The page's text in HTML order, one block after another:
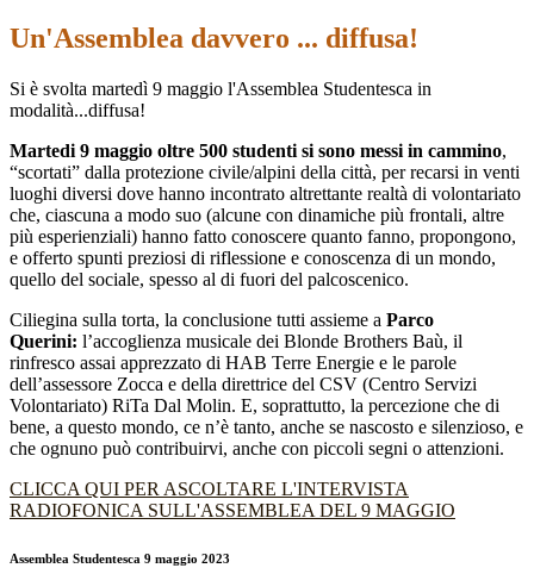
Un'Assemblea davvero ... diffusa!
Si è svolta martedì 9 maggio l'Assemblea Studentesca in
modalità...diffusa!
Martedi 9 maggio oltre 500 studenti si sono messi in cammino,
“scortati” dalla protezione civile/alpini della città, per recarsi in venti
luoghi diversi dove hanno incontrato altrettante realtà di volontariato
che, ciascuna a modo suo (alcune con dinamiche più frontali, altre
più esperienziali) hanno fatto conoscere quanto fanno, propongono,
e offerto spunti preziosi di riflessione e conoscenza di un mondo,
quello del sociale, spesso al di fuori del palcoscenico.
Ciliegina sulla torta, la conclusione tutti assieme a Parco
Querini: l’accoglienza musicale dei Blonde Brothers Baù, il
rinfresco assai apprezzato di HAB Terre Energie e le parole
dell’assessore Zocca e della direttrice del CSV (Centro Servizi
Volontariato) RiTa Dal Molin. E, soprattutto, la percezione che di
bene, a questo mondo, ce n’è tanto, anche se nascosto e silenzioso, e
che ognuno può contribuirvi, anche con piccoli segni o attenzioni.
CLICCA QUI PER ASCOLTARE L'INTERVISTA
RADIOFONICA SULL'ASSEMBLEA DEL 9 MAGGIO
Assemblea Studentesca 9 maggio 2023